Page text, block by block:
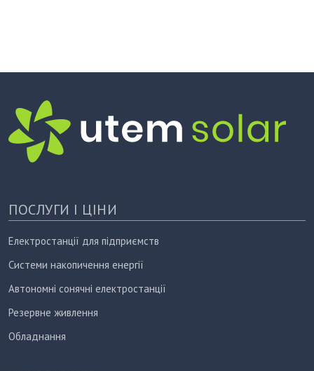
ПОСЛУГИ І ЦІНИ
Електростанції для підприємств
Системи накопичення енергії
Автономні сонячні електростанції
Резервне живлення
Обладнання